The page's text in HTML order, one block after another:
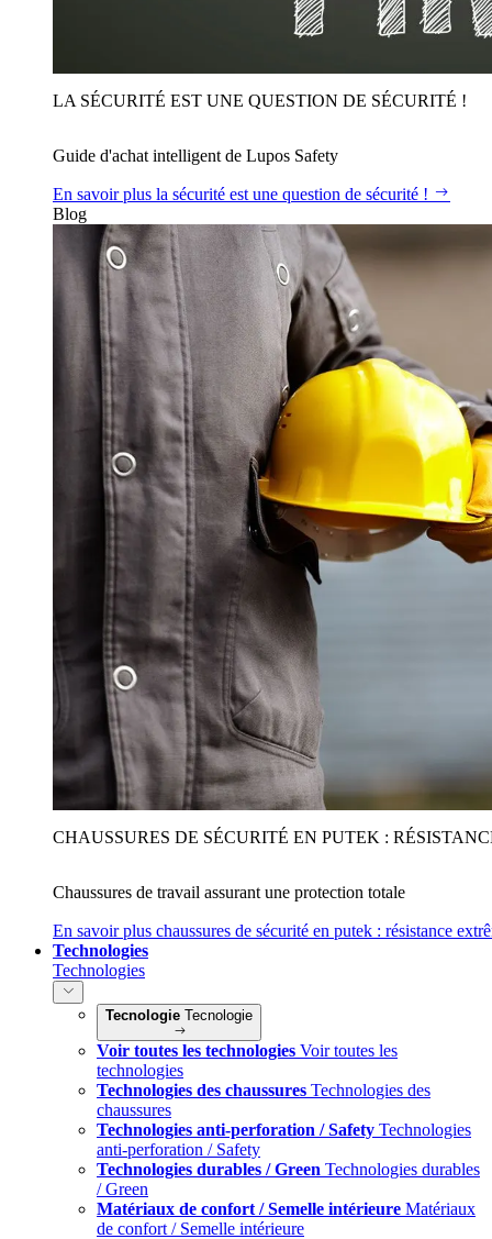
LA SÉCURITÉ EST UNE QUESTION DE SÉCURITÉ !
Guide d'achat intelligent de Lupos Safety
En savoir plus la sécurité est une question de sécurité !
Blog
CHAUSSURES DE SÉCURITÉ EN PUTEK :
Chaussures de travail assurant une protection totale
En savoir plus chaussures de sécurité en putek : résistance
Technologies
Technologies
Tecnologie Tecnologie
Voir toutes les technologies Voir toutes les
technologies
Technologies des chaussures Technologies des
chaussures
Technologies anti-perforation / Safety Technologies
anti-perforation / Safety
Technologies durables / Green Technologies durables
/ Green
Matériaux de confort / Semelle intérieure Matériaux
de confort / Semelle intérieure